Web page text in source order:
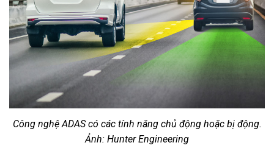
Công nghệ ADAS có các tính năng chủ động hoặc bị động.
Ảnh: Hunter Engineering